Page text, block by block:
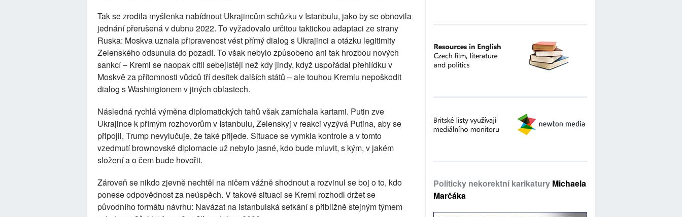
Tak se zrodila myšlenka nabídnout Ukrajincům schůzku v Istanbulu, jako by se obnovila
jednání přerušená v dubnu 2022. To vyžadovalo určitou taktickou adaptaci ze strany
Ruska: Moskva uznala připravenost vést přímý dialog s Ukrajinci a otázku legitimity
Zelenského odsunula do pozadí. To však nebylo způsobeno ani tak hrozbou nových
sankcí – Kreml se naopak cítil sebejistěji než kdy jindy, když uspořádal přehlídku v
Moskvě za přítomnosti vůdců tří desítek dalších států – ale touhou Kremlu nepoškodit
dialog s Washingtonem v jiných oblastech.
Následná rychlá výměna diplomatických tahů však zamíchala kartami. Putin zve
Ukrajince k přímým rozhovorům v Istanbulu, Zelenskyj v reakci vyzývá Putina, aby se
připojil, Trump nevylučuje, že také přijede. Situace se vymkla kontrole a v tomto
vzedmutí brownovské diplomacie už nebylo jasné, kdo bude mluvit, s kým, v jakém
složení a o čem bude hovořit.
Zároveň se nikdo zjevně nechtěl na ničem vážně shodnout a rozvinul se boj o to, kdo
ponese odpovědnost za neúspěch. V takové situaci se Kreml rozhodl držet se
původního formátu návrhu: Navázat na istanbulská setkání s přibližně stejným týmem
Politicky nekorektní karikatury Michaela
Marčáka